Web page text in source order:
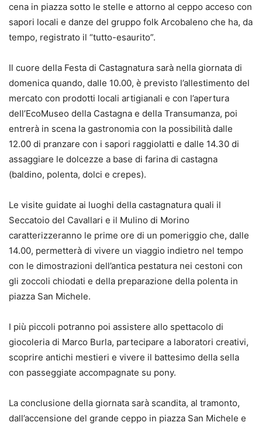
cena in piazza sotto le stelle e attorno al ceppo acceso con
sapori locali e danze del gruppo folk Arcobaleno che ha, da
tempo, registrato il “tutto-esaurito”.
Il cuore della Festa di Castagnatura sarà nella giornata di
domenica quando, dalle 10.00, è previsto l’allestimento del
mercato con prodotti locali artigianali e con l’apertura
dell’EcoMuseo della Castagna e della Transumanza, poi
entrerà in scena la gastronomia con la possibilità dalle
12.00 di pranzare con i sapori raggiolatti e dalle 14.30 di
assaggiare le dolcezze a base di farina di castagna
(baldino, polenta, dolci e crepes).
Le visite guidate ai luoghi della castagnatura quali il
Seccatoio del Cavallari e il Mulino di Morino
caratterizzeranno le prime ore di un pomeriggio che, dalle
14.00, permetterà di vivere un viaggio indietro nel tempo
con le dimostrazioni dell’antica pestatura nei cestoni con
gli zoccoli chiodati e della preparazione della polenta in
piazza San Michele.
I più piccoli potranno poi assistere allo spettacolo di
giocoleria di Marco Burla, partecipare a laboratori creativi,
scoprire antichi mestieri e vivere il battesimo della sella
con passeggiate accompagnate su pony.
La conclusione della giornata sarà scandita, al tramonto,
dall’accensione del grande ceppo in piazza San Michele e